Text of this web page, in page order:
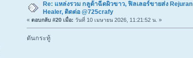
Re: แหล่งรวม กลูต้าฉีดผิวขาว, ฟิลเลอร์ขายส่ง Rejuran
Healer, ติดต่อ @725crafy
« ตอบกลับ #20 เมื่อ: วันที่ 10 เมษายน 2026, 11:21:52 น. »
ดันกระทู้